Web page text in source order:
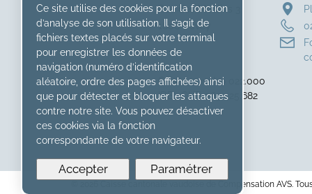
Rue des Moulins 3
1800 Vevey
Caisse numéro 022.000
IDE : CHE-265.425.682
© 2026 Caisse cantonale vaudoise de Compensation AVS.
Ce site utilise des cookies pour la fonction
d’analyse de son utilisation. Il s’agit de
fichiers textes placés sur votre terminal
pour enregistrer les données de
navigation (numéro d’identification
aléatoire, ordre des pages affichées) ainsi
que pour détecter et bloquer les attaques
contre notre site. Vous pouvez désactiver
ces cookies via la fonction
correspondante de votre navigateur.
Accepter Paramétrer